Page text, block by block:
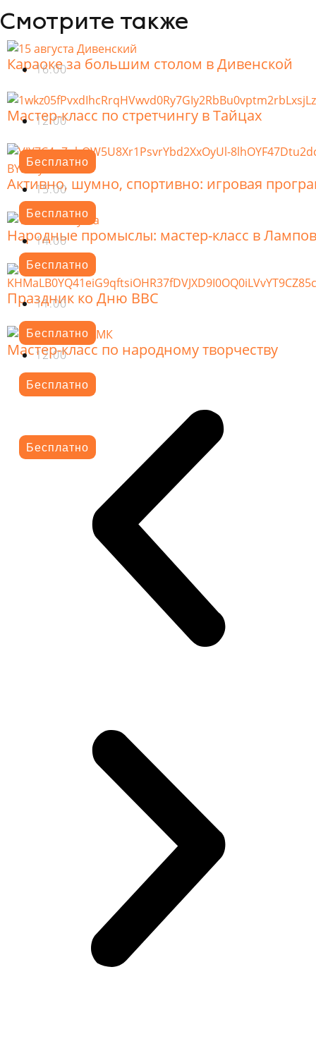
Смотрите также
Бесплатно
Караоке за большим столом в Дивенской
16.00
Бесплатно
Мастер-класс по стретчингу в Тайцах
12.00
Бесплатно
Активно, шумно, спортивно: игровая
15.00
Бесплатно
Народные промыслы: мастер-класс в
14.00
Бесплатно
Праздник ко Дню ВВС
11.00
Бесплатно
Мастер-класс по народному творчеству
12.00